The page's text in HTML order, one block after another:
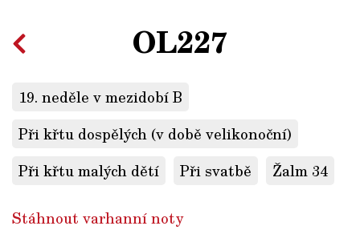
OL227
19. neděle v mezidobí B
Při křtu dospělých (v době velikonoční)
Při křtu malých dětí
Při svatbě Žalm 34
Stáhnout varhanní noty